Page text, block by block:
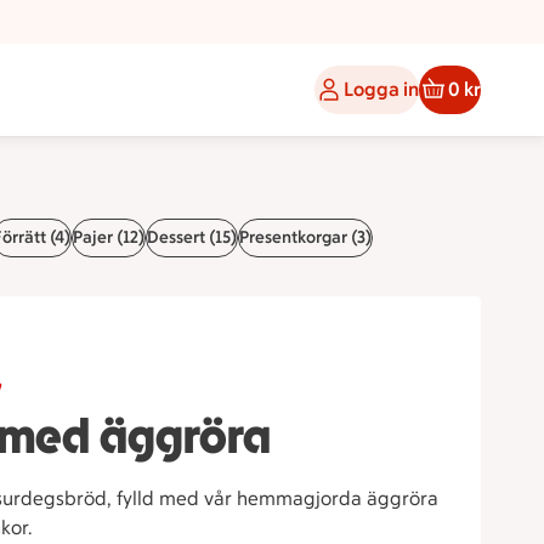
Logga in 0 kr
(4)Pajer (12)Dessert (15)Presentkorgar (3)
äggröra
fylld med vår hemmagjorda äggröra